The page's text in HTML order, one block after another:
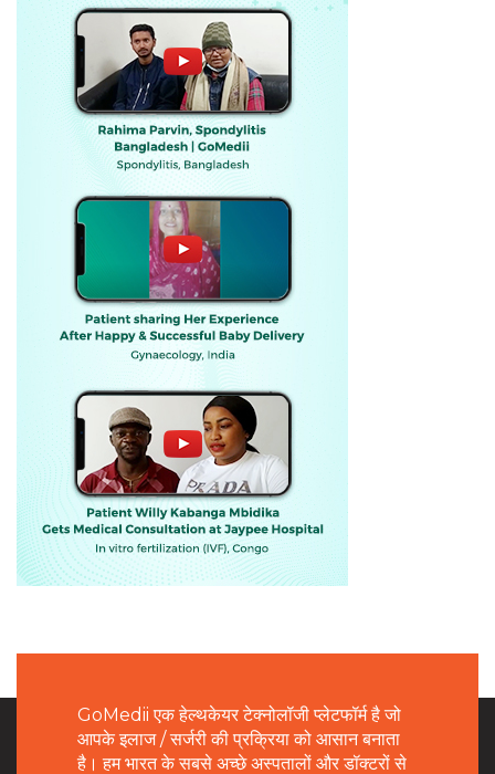
GoMedii एक हेल्थकेयर टेक्नोलॉजी प्लेटफॉर्म है जो
आपके इलाज / सर्जरी की प्रक्रिया को आसान बनाता
है। हम भारत के सबसे अच्छे अस्पतालों और डॉक्टरों से